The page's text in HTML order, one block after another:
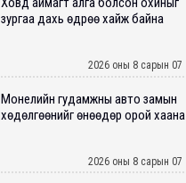
зургаа дахь өдрөө хайж байна
2026 оны 8 сарын 07
Монелийн гудамжны авто замын
хөдөлгөөнийг өнөөдөр орой хаана
2026 оны 8 сарын 07